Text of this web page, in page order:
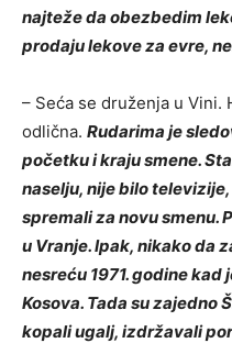
najteže da obezbedim
prodaju lekove za evre,
– Seća se druženja u Vini.
odlična. Rudarima je
početku i kraju smene.
naselju, nije bilo
spremali za novu smenu.
u Vranje. Ipak, nikako da
nesreću 1971. godine kad
Kosova. Tada su zajedno
kopali ugalj, izdržavali